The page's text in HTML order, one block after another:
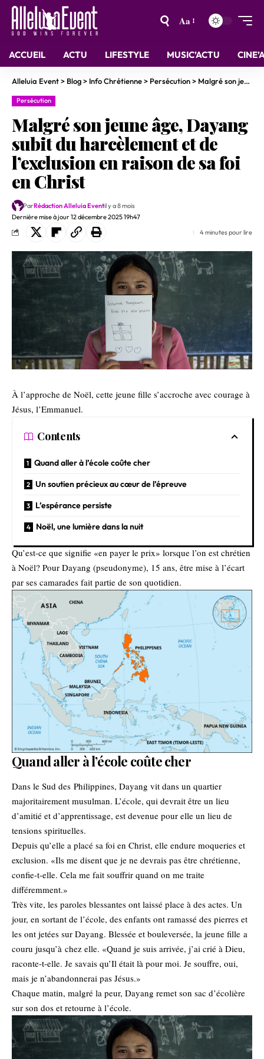
Aa
ACCUEIL ACTU LIFESTYLE MUSIC’ACTU
Alleluia Event> Blog> Info Chrétienne> Persécution> Malgré son jeune âge, Dayang subit du harcèlement et de l’exclusion en raison de sa foi en Christ
Persécution
Malgré son jeune âge, Dayang
subit du harcèlement et de
l’exclusion en raison de sa foi
en Christ
Dernière mise à jour 12 décembre 2025 19h47
ParRédaction Alleluia Eventil y a 8 mois
4 minutes pour lire
À l’approche de Noël, cette jeune fille s’accroche avec courage à
Jésus, l’Emmanuel.
Contents
Quand aller à l’école coûte cher
Un soutien précieux au cœur de l’épreuve
L’espérance persiste
Noël, une lumière dans la nuit
Qu’est-ce que signifie «en payer le prix» lorsque l’on est chrétien
à Noël? Pour Dayang (pseudonyme), 15 ans, être mise à l’écart
par ses camarades fait partie de son quotidien.
Quand aller à l’école coûte cher
Dans le Sud des Philippines, Dayang vit dans un quartier
majoritairement musulman. L’école, qui devrait être un lieu
d’amitié et d’apprentissage, est devenue pour elle un lieu de
tensions spirituelles.
Depuis qu’elle a placé sa foi en Christ, elle endure moqueries et
exclusion. «Ils me disent que je ne devrais pas être chrétienne,
confie-t-elle. Cela me fait souffrir quand on me traite
différemment.»
Très vite, les paroles blessantes ont laissé place à des actes. Un
jour, en sortant de l’école, des enfants ont ramassé des pierres et
les ont jetées sur Dayang. Blessée et bouleversée, la jeune fille a
couru jusqu’à chez elle. «Quand je suis arrivée, j’ai crié à Dieu,
raconte-t-elle. Je savais qu’Il était là pour moi. Je souffre, oui,
mais je n’abandonnerai pas Jésus.»
Chaque matin, malgré la peur, Dayang remet son sac d’écolière
sur son dos et retourne à l’école.